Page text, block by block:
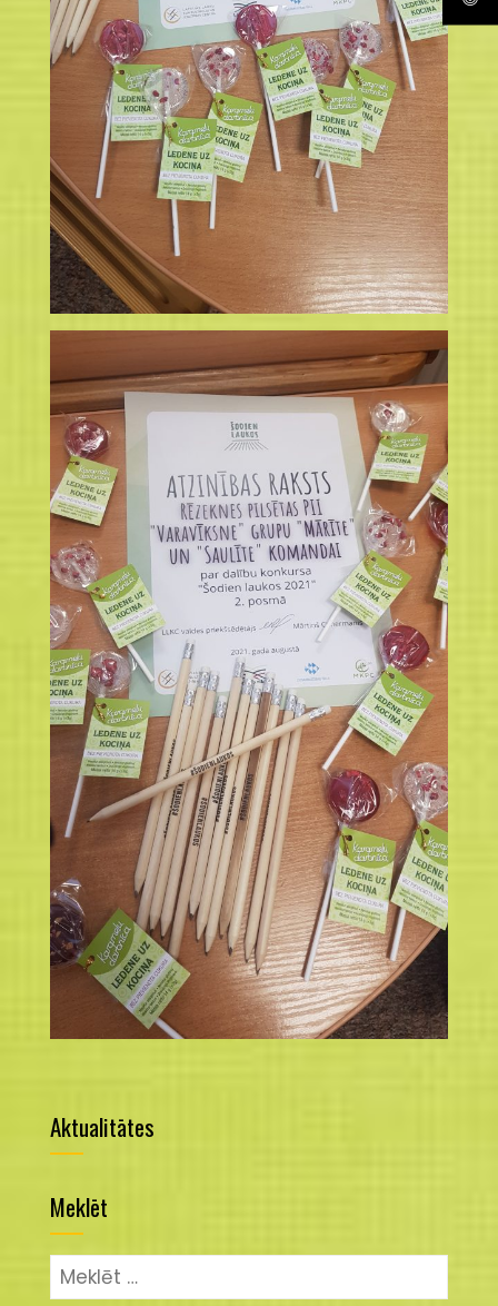
Aktualitātes
Meklēt
Meklēt: